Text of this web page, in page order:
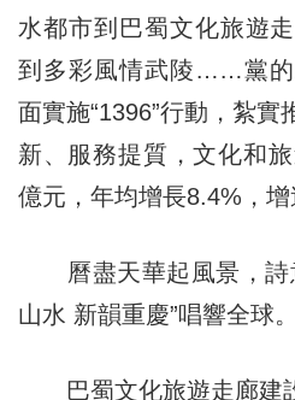
水都市到巴蜀文化旅遊
到多彩風情武陵……黨的
面實施“1396”行動，紮實
新、服務提質，文化和
億元，年均增長8.4%，增
曆盡天華起風景，詩
山水 新韻重慶”唱響全球。
巴蜀文化旅遊走廊建